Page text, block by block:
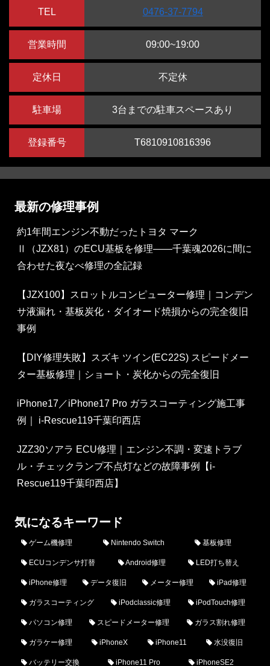
応、修理時間は90分～で対応しております。また、長年
使っているiPhoneだと、充電口に埃などの汚れが溜まっ
ているせいで充電コネクタが奥まで刺さっていない可能性
もございます。ドックコネクタの修理でもi-rescue千葉印
西店にお任せください。
基板修理
急にiPhoneの電源が入らなくなってしまった、ソフトウ
リンゴループしてしまう、端末が異常に発熱し起動しな
プリなどのデータが欲しい・・・諦める前に一度当店にご
相談ください。当店であればお客様の大切なデータを基板
修理で救出致します。正規店に持って行ってもデータは帰
ってきません。それでもデータがどうしても欲しいのであ
最後に
ン店から徒歩3分、印旛明誠高校から徒歩1分とアクセス
がしやすく、印西市からはもちろん、千葉市、佐倉市、印
旛郡栄町、白井市等からも多くご依頼いただきます。電車
やバスでのご来店の場合は、最寄りが北総鉄道(形成高
町：新鎌ヶ谷：西白井：白井：小室：千葉ニュータウン中
央：印西牧の原：印旛日本医大)印西牧の原駅になりま
す。印西牧の原駅から徒歩でのご来店ですと20分、印西
牧の原・別所回り)に乗車いただき4つ目のバス停『牧の原
学校給食センター前』でお降りいただき、そこから当店ま
では徒歩7分でございます。お車でのご来店の場合、当店
横に駐車スペース(3台分)がございますし、修理中の待ち
時間にショッピングなどをお考えでしたらジョイフル本田
千葉ニュータウン店等に駐車することも出来ます。また、
当店はiPhoneやiPad、android端末(Xperia、Huawei、
TEL 0476-37-7794
営業時間 09:00~19:00
定休日 不定休
駐車場 3台までの駐車スペースあり
登録番号 T6810910816396
最新の修理事例
約1年間エンジン不動だったトヨタ マーク
Ⅱ（JZX81）のECU基板を修理——千葉魂2026に間に
合わせた夜なべ修理の全記録
【JZX100】スロットルコンピューター修理｜コンデン
サ液漏れ・基板炭化・ダイオード焼損からの完全復旧
事例
【DIY修理失敗】スズキ ツイン(EC22S) スピードメー
ター基板修理｜ショート・炭化からの完全復旧
iPhone17／iPhone17 Pro ガラスコーティング施工事
例｜ i-Rescue119千葉印西店
JZZ30ソアラ ECU修理｜エンジン不調・変速トラブ
ル・チェックランプ不点灯などの故障事例【i-
Rescue119千葉印西店】
気になるキーワード
ゲーム機修理 Nintendo Switch 基板修理
ECUコンデンサ打替 Android修理 LED打ち替え
iPhone修理 データ復旧 メーター修理 iPad修理
ガラスコーティング iPodclassic修理 iPodTouch修理
パソコン修理 スピードメーター修理 ガラス割れ修理
ガラケー修理 iPhoneX iPhone11 水没復旧
バッテリー交換 iPhone11 Pro iPhoneSE2